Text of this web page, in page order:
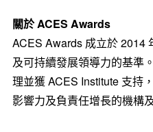
關於 ACES Awards
ACES Awards 成立於 2014
及可持續發展領導力的基準
理並獲 ACES Institute 支持
影響力及負責任增長的機構